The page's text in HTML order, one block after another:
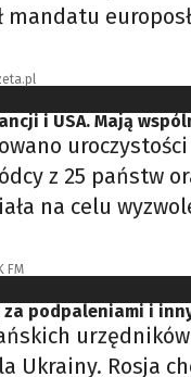
mandatu
i USA. Mają
z 25 państw
na celu
FM
podpaleniami i
Rosja